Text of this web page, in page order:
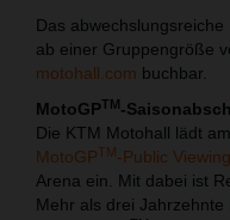
Das
ab einer Gruppengröße
motohall.com buchbar.
MotoGPTM-
Die KTM Motohall lädt
MotoGPTM-Public Viewing
Arena ein. Mit dabei ist
Mehr als drei